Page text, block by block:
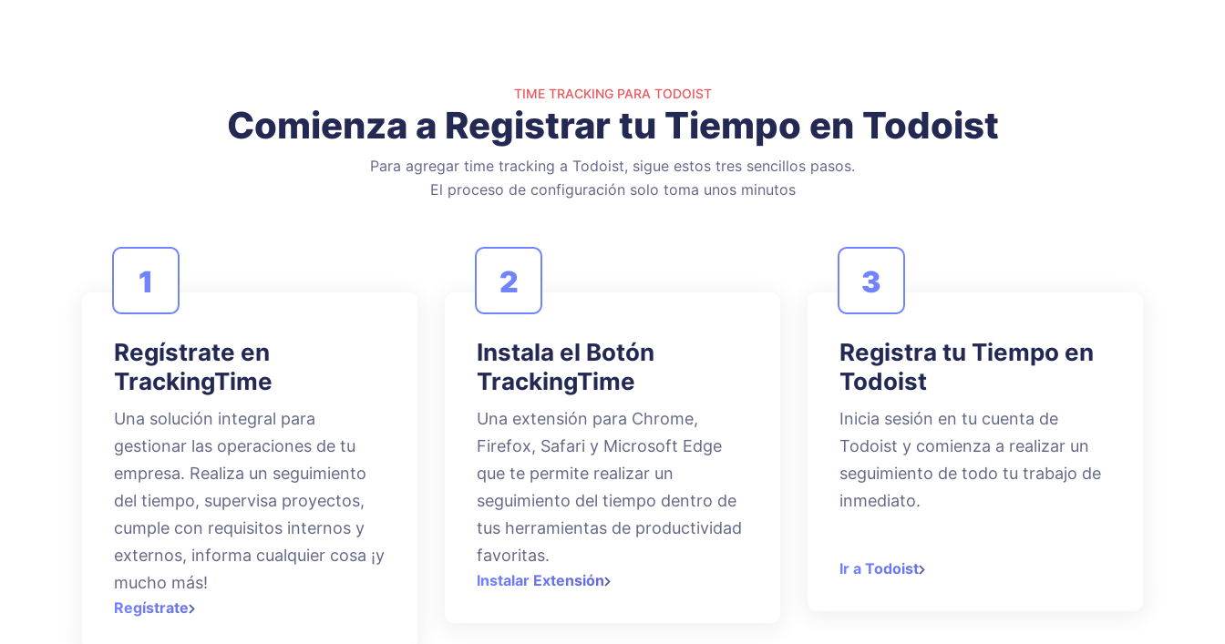
TIME TRACKING PARA TODOIST
Comienza a Registrar tu Tiempo en Todoist
Para agregar time tracking a Todoist, sigue estos tres sencillos pasos.
El proceso de configuración solo toma unos minutos
1
Regístrate en
TrackingTime
Una solución integral para
gestionar las operaciones de tu
empresa. Realiza un seguimiento
del tiempo, supervisa proyectos,
cumple con requisitos internos y
externos, informa cualquier cosa ¡y
mucho más!
Regístrate
2
Instala el Botón
TrackingTime
Una extensión para Chrome,
Firefox, Safari y Microsoft Edge
que te permite realizar un
seguimiento del tiempo dentro de
tus herramientas de productividad
favoritas.
Instalar Extensión
3
Registra tu Tiempo en
Todoist
Inicia sesión en tu cuenta de
Todoist y comienza a realizar un
seguimiento de todo tu trabajo de
inmediato.
Ir a Todoist